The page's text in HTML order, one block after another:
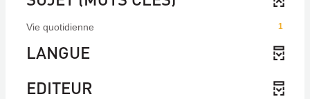
1
Vie quotidienne
LANGUE
EDITEUR